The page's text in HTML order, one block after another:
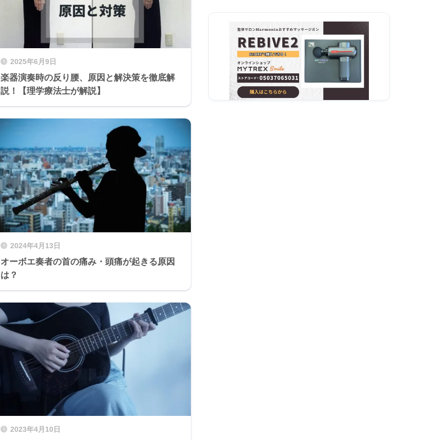
2025年6月9日
楽器演奏時の反り腰、原因と解決策を徹底解
説！【理学療法士が解説】
2024年4月13日
オーボエ奏者の首の痛み・頭痛が起きる原因
は？
2023年4月10日